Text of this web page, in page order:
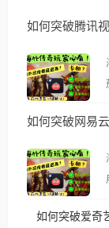
如何突破腾讯
示
如何突破网易
如何突破爱奇